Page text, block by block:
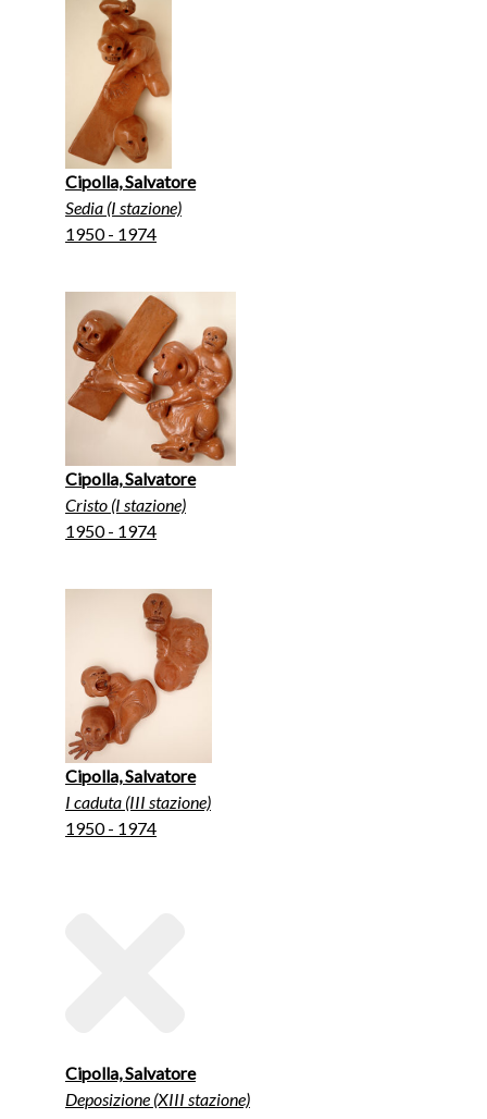
Cipolla, Salvatore
Sedia (I stazione)
1950 - 1974
Cipolla, Salvatore
Cristo (I stazione)
1950 - 1974
Cipolla, Salvatore
I caduta (III stazione)
1950 - 1974
Cipolla, Salvatore
Deposizione (XIII stazione)